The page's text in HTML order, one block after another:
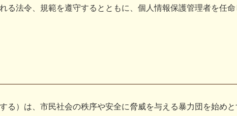
る法令、規範を遵守するとともに、個人情報保護管理者を任
る）は、市民社会の秩序や安全に脅威を与える暴力団を始め